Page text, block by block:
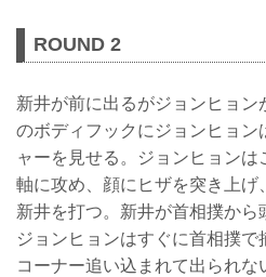
ROUND 2
新井が前に出るがジョンヒョ
のボディフックにジョンヒョン
ャーを見せる。ジョンヒョン
軸に攻め、顔にヒザを突き上げ
新井を打つ。新井が首相撲から
ジョンヒョンはすぐに首相撲
コーナー追い込まれて出られな